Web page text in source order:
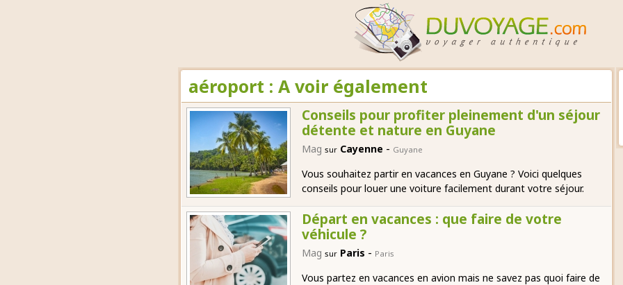
aéroport : A voir également
Conseils pour profiter pleinement d'un séjour
détente et nature en Guyane
Mag sur Cayenne - Guyane
Vous souhaitez partir en vacances en Guyane ? Voici quelques
conseils pour louer une voiture facilement durant votre séjour.
Départ en vacances : que faire de votre
véhicule ?
Mag sur Paris - Paris
Vous partez en vacances en avion mais ne savez pas quoi faire de